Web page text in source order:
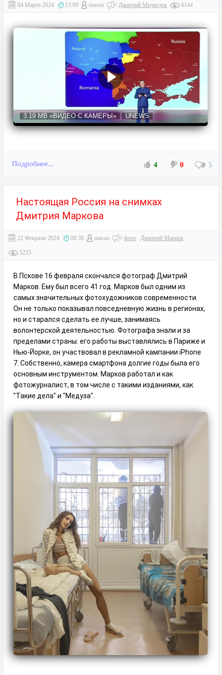
04 Марта 2024 13:09 masun Дмитрий Медведев 4144
3.19 MB «ВИДЕО С КАМЕРЫ» UNEWS
Подробнее... 4 0 5
Настоящая Россия на снимках
Дмитрия Маркова
22 Февраля 2024 08:38 masun фото Дмитрий Марков
5225
В Пскове 16 февраля скончался фотограф Дмитрий
Марков. Ему был всего 41 год. Марков был одним из
самых значительных фотохудожников современности.
Он не только показывал повседневную жизнь в регионах,
но и старался сделать ее лучше, занимаясь
волонтерской деятельностью. Фотографа знали и за
пределами страны: его работы выставлялись в Париже и
Нью-Йорке, он участвовал в рекламной кампании iPhone
7. Собственно, камера смартфона долгие годы была его
основным инструментом. Марков работал и как
фотожурналист, в том числе с такими изданиями, как
"Такие дела" и "Медуза".